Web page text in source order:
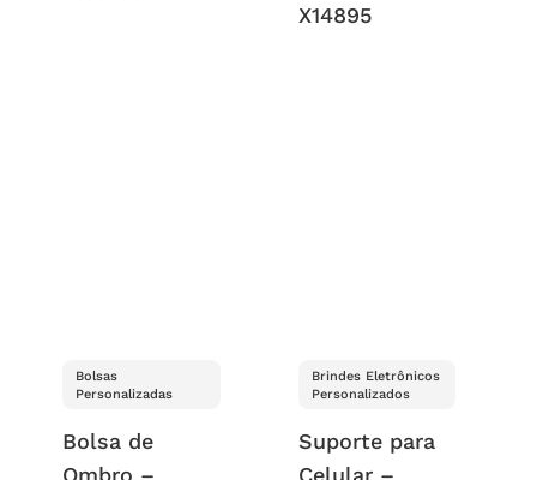
X14895
Bolsas
Personalizadas
Bolsa de
Ombro –
Brindes Eletrônicos
Personalizados
Suporte para
Celular –